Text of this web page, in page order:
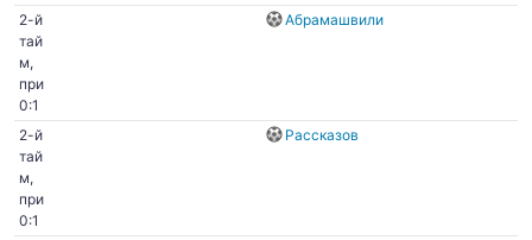
2-й
тай
м,
при
0:1
Абрамашвили
2-й
тай
м,
при
0:1
Рассказов